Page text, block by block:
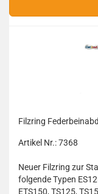
Filzring
Artikel Nr.: 7368
Neuer Filzring zur
folgende Typen
ETS150, TS125,